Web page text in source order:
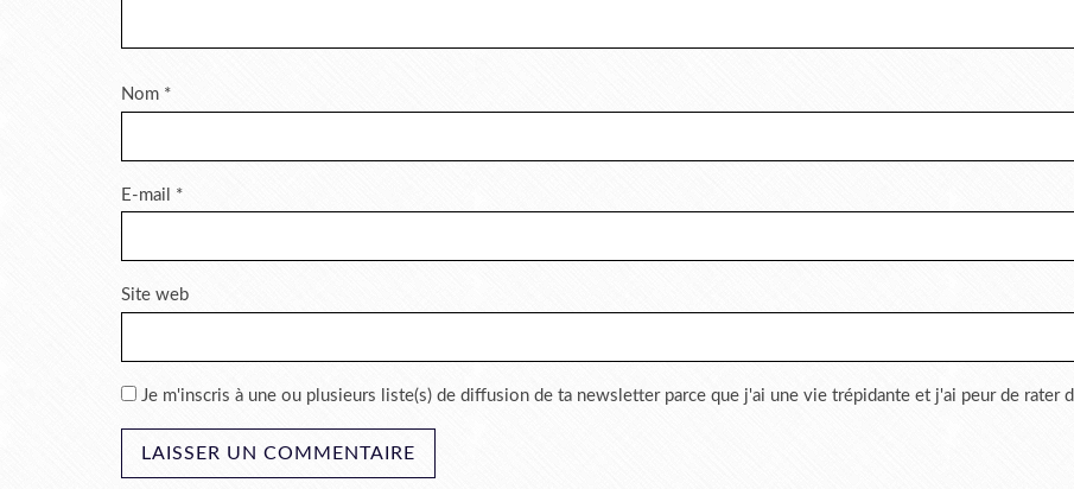
Nom *
E-mail *
Site web
Je m'inscris à une ou plusieurs liste(s) de diffusion de ta newsletter parce que j'ai une vie trépidante et j'ai peur de rater